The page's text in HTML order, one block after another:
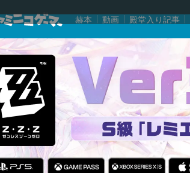
赫本 動画 殿堂入り記事